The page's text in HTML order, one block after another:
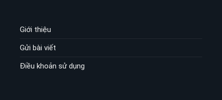
Giới thiệu
Gửi bài viết
Điều khoản sử dụng